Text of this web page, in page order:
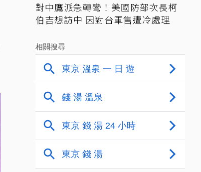
對中鷹派急轉彎！美國防部次長柯
伯吉想訪中 因對台軍售遭冷處理